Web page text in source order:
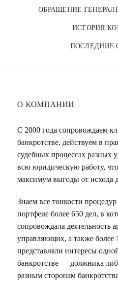
ОБРАЩЕНИЕ
ИСТОРИЯ
ПОСЛЕДНИЕ
О КОМПАНИИ
С 2000 года сопровождаем
банкротстве, действуем в
судебных процессах разных
всю юридическую работу,
максимум выгоды от исхода
Знаем все тонкости
портфеле более 650 дел, в
сопровождала деятельность
управляющих, а также более
представляли интересы
банкротстве — должника
разным сторонам